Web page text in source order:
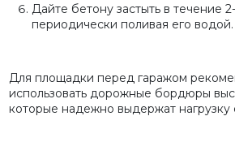
Дайте бетону застыть в течение
периодически поливая его водой.
Для площадки перед гаражом
использовать дорожные бордюры
которые надежно выдержат нагрузку